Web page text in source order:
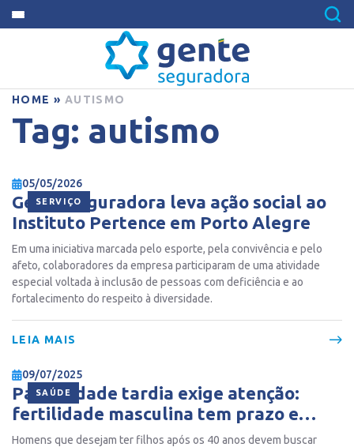
HOME » AUTISMO
Tag: autismo
SERVIÇO
05/05/2026
Gente Seguradora leva ação social ao
Instituto Pertence em Porto Alegre
Em uma iniciativa marcada pelo esporte, pela convivência e pelo
afeto, colaboradores da empresa participaram de uma atividade
especial voltada à inclusão de pessoas com deficiência e ao
fortalecimento do respeito à diversidade.
LEIA MAIS
SAÚDE
09/07/2025
Paternidade tardia exige atenção:
fertilidade masculina tem prazo e
riscos
Homens que desejam ter filhos após os 40 anos devem buscar